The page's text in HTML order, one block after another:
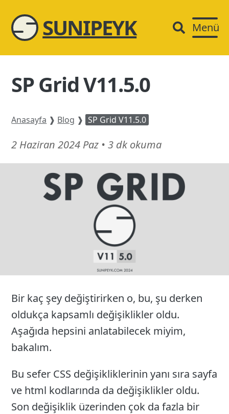
SUNIPEYK Menü
SP Grid V11.5.0
Anasayfa ❱ Blog ❱ SP Grid V11.5.0
2 Haziran 2024 Paz 21
Şubat
26
• 3 dk okuma
Bir kaç şey değiştirirken o, bu, şu derken
oldukça kapsamlı değişiklikler oldu.
Aşağıda hepsini anlatabilecek miyim,
bakalım.
Bu sefer CSS değişikliklerinin yanı sıra sayfa
ve html kodlarında da değişiklikler oldu.
Son değişiklik üzerinden çok da fazla bir